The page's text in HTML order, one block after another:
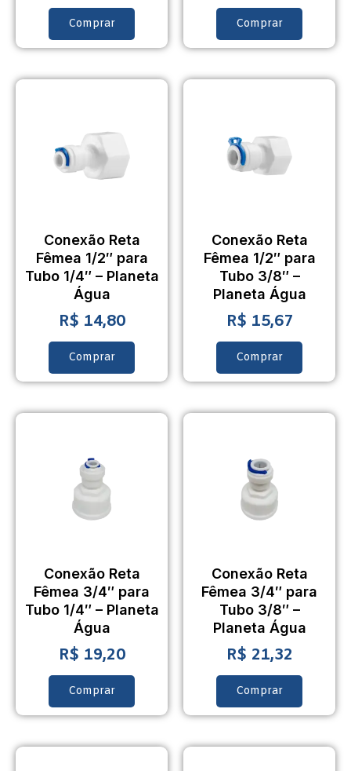
Comprar Comprar
Conexão Reta
Fêmea 1/2″ para
Tubo 1/4″ – Planeta
Água
R$ 14,80
Comprar
Conexão Reta
Fêmea 1/2″ para
Tubo 3/8″ –
Planeta Água
R$ 15,67
Comprar
Conexão Reta
Fêmea 3/4″ para
Tubo 1/4″ – Planeta
Água
R$ 19,20
Comprar
Conexão Reta
Fêmea 3/4″ para
Tubo 3/8″ –
Planeta Água
R$ 21,32
Comprar